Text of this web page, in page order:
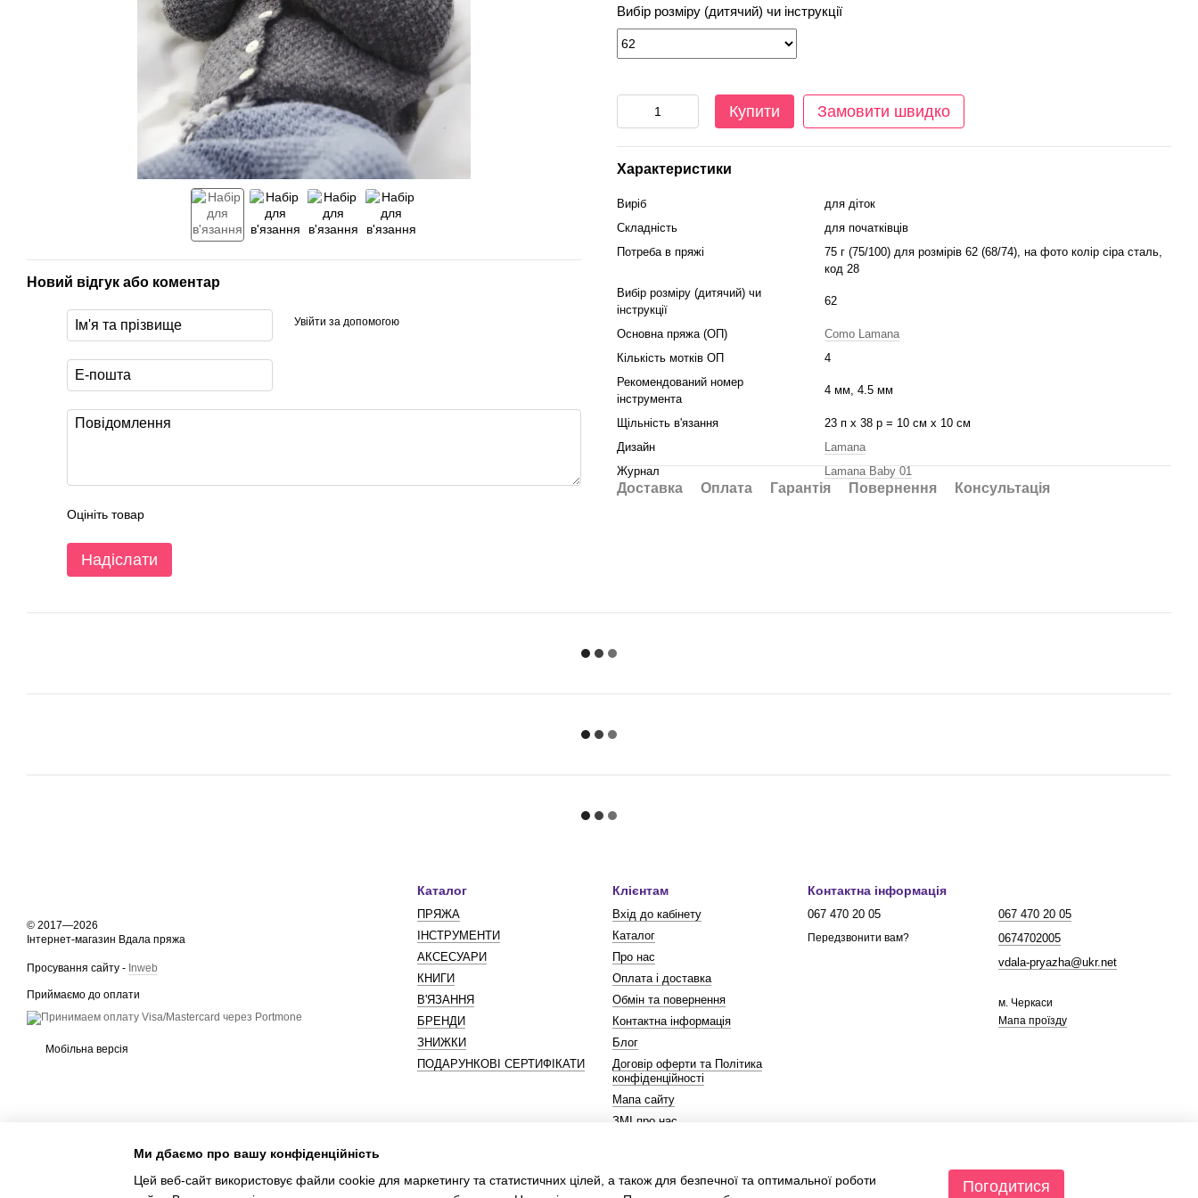
Новий відгук або коментар
Увійти за допомогою
Оцініть товар
Надіслати
Вибір розміру (дитячий) чи інструкції
Купити Замовити швидко
Характеристики
Виріб
для діток
Складність
для початківців
Потреба в пряжі
75 г (75/100) для розмірів 62 (68/74), на фото колір сіра сталь,
код 28
Вибір розміру (дитячий) чи
інструкції
62
Основна пряжа (ОП)
Como Lamana
Кількість мотків ОП
4
Рекомендований номер
інструмента
4 мм, 4.5 мм
Щільність в'язання
23 п х 38 р = 10 см х 10 см
Дизайн
Lamana
Журнал
Lamana Baby 01
Доставка Оплата Гарантія Повернення Консультація
© 2017—2026
Інтернет-магазин Вдала пряжа
Просування сайту - Inweb
Приймаємо до оплати
Мобільна версія
Каталог
ПРЯЖА
ІНСТРУМЕНТИ
АКСЕСУАРИ
КНИГИ
В'ЯЗАННЯ
БРЕНДИ
ЗНИЖКИ
ПОДАРУНКОВІ СЕРТИФІКАТИ
Клієнтам
Вхід до кабінету
Каталог
Про нас
Оплата і доставка
Обмін та повернення
Контактна інформація
Блог
Договір оферти та Політика
конфіденційності
Мапа сайту
ЗМІ про нас
Контактна інформація
067 470 20 05
Передзвонити вам?
067 470 20 05
0674702005
vdala-pryazha@ukr.net
м. Черкаси
Мапа проїзду
Ми дбаємо про вашу конфіденційність
Цей веб-сайт використовує файли cookie для маркетингу та статистичних цілей, а також для безпечної та оптимальної роботи
Погодитися